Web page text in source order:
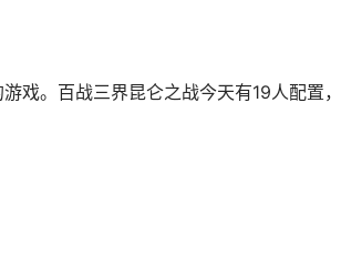
戏。百战三界昆仑之战今天有19人配置，